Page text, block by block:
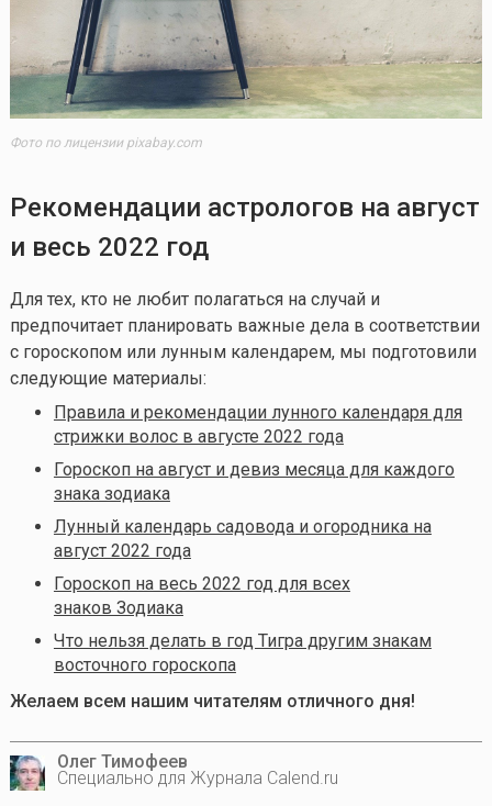
Фото по лицензии pixabay.com
Рекомендации астрологов на август
и весь 2022 год
Для тех, кто не любит полагаться на случай и
предпочитает планировать важные дела в соответствии
с гороскопом или лунным календарем, мы подготовили
следующие материалы:
Правила и рекомендации лунного календаря для
стрижки волос в августе 2022 года
Гороскоп на август и девиз месяца для каждого
знака зодиака
Лунный календарь садовода и огородника на
август 2022 года
Гороскоп на весь 2022 год для всех
знаков Зодиака
Что нельзя делать в год Тигра другим знакам
восточного гороскопа
Желаем всем нашим читателям отличного дня!
Олег Тимофеев
Специально для Журнала Calend.ru